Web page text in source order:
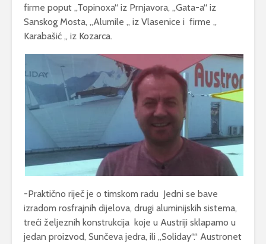
firme poput „Topinoxa“ iz Prnjavora, „Gata-a“ iz
Sanskog Mosta, „Alumile „ iz Vlasenice i firme „
Karabašić „ iz Kozarca.
-Praktično riječ je o timskom radu Jedni se bave
izradom rosfrajnih dijelova, drugi aluminijskih sistema,
treći željeznih konstrukcija koje u Austriji sklapamo u
jedan proizvod, Sunčeva jedra, ili „Soliday“.“ Austronet